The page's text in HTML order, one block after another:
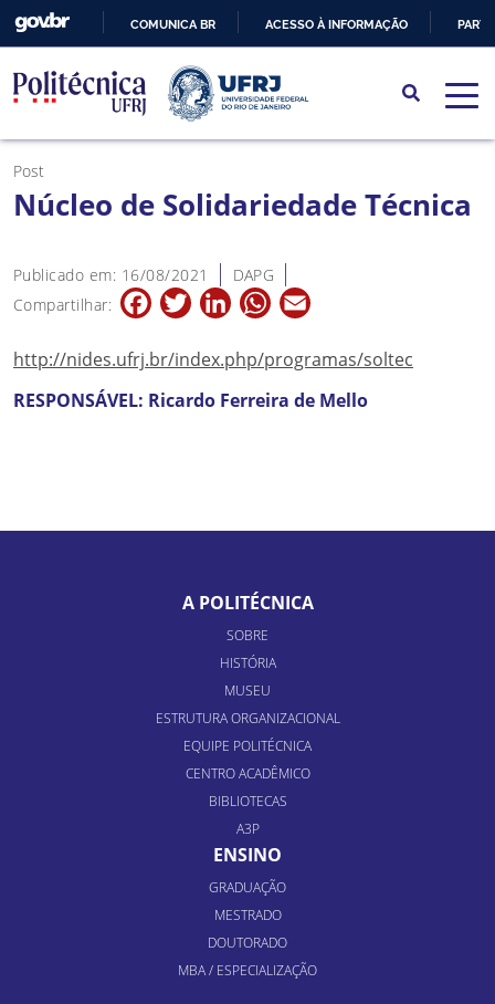
PARA
O
CONTEÚDO
COMUNICA BR ACESSO À INFORMAÇÃO
Post
Núcleo de Solidariedade Técnica
Publicado em: 16/08/2021
DAPG
Compartilhar:
FacebookTwitterLinkedInWhatsApp
http://nides.ufrj.br/index.php/programas/soltec
RESPONSÁVEL: Ricardo Ferreira de Mello
A POLITÉCNICA
SOBRE
HISTÓRIA
MUSEU
ESTRUTURA ORGANIZACIONAL
EQUIPE POLITÉCNICA
CENTRO ACADÊMICO
BIBLIOTECAS
A3P
ENSINO
GRADUAÇÃO
MESTRADO
DOUTORADO
MBA / ESPECIALIZAÇÃO